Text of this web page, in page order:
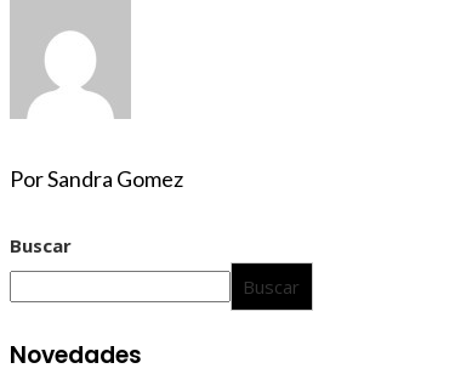
Por Sandra Gomez
Buscar
Buscar
Novedades